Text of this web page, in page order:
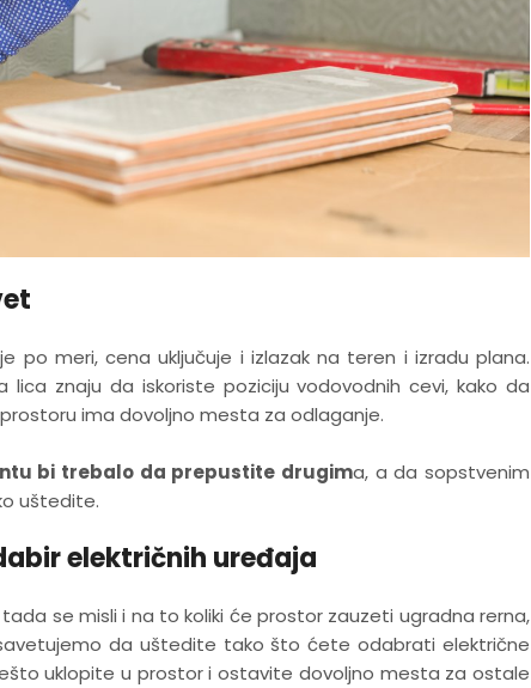
po meri, cena uključuje i izlazak na teren i izradu plana.
lica znaju da iskoriste poziciju vodovodnih cevi, kako da
ima dovoljno mesta za odlaganje.
bi trebalo da prepustite drugima, a da sopstvenim
uštedite.
električnih uređaja
se misli i na to koliki će prostor zauzeti ugradna rerna,
da uštedite tako što ćete odabrati električne
uklopite u prostor i ostavite dovoljno mesta za ostale